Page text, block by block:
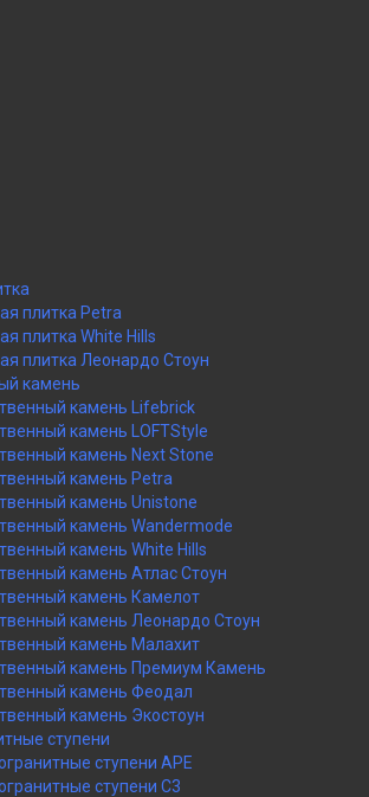
плитка Petra
плитка White Hills
плитка Леонардо Стоун
камень
камень Lifebrick
камень LOFTStyle
камень Next Stone
камень Petra
камень Unistone
камень Wandermode
камень White Hills
камень Атлас Стоун
камень Камелот
камень Леонардо Стоун
камень Малахит
камень Премиум Камень
камень Феодал
камень Экостоун
ступени
ступени APE
ступени C3